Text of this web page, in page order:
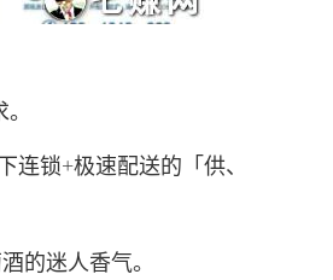
锁+极速配送的「供、
的迷人香气。